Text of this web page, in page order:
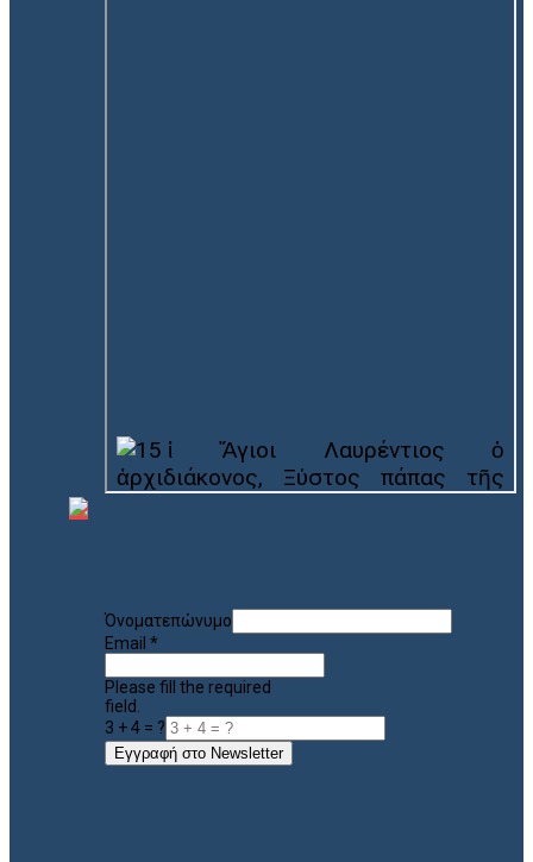
Όνοματεπώνυμο
Email *
Please fill the required
field.
3 + 4 = ?
Εγγραφή στο Newsletter